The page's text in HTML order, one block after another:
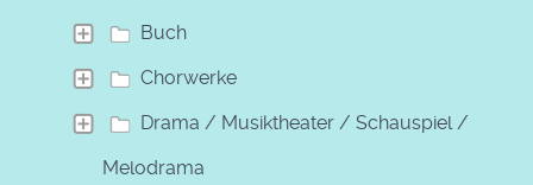
Buch
Chorwerke
Drama / Musiktheater / Schauspiel /
Melodrama